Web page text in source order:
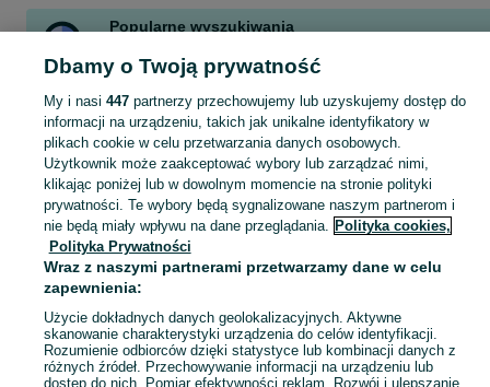
Popularne wyszukiwania
ośrodek jeździecki do dzierżawy konie
dzierżawa konia z przeniesieniem
współdzierżawa konia konie do dzierżawy
Szeroki wybór koni do dzierżawy lub współdzierżawy w Polsce ▶️ Konie sportowe i rekreacyjne w atrakcyjnych cenach ☝ Sprawdź aktualne ogłoszenia na OLX.pl! Zobacz
Mapa kategorii
Mapa miejscowości
Mapa ministron
Popularne wyszukiwania
Dbamy o Twoją prywatność
My i nasi 447partnerzy przechowujemy lub uzyskujemy dostęp do
informacji na urządzeniu, takich jak unikalne identyfikatory w
plikach cookie w celu przetwarzania danych osobowych.
Użytkownik może zaakceptować wybory lub zarządzać nimi,
klikając poniżej lub w dowolnym momencie na stronie polityki
prywatności. Te wybory będą sygnalizowane naszym partnerom i
nie będą miały wpływu na dane przeglądania. Polityka cookies,
Polityka Prywatności
Wraz z naszymi partnerami przetwarzamy dane w celu
zapewnienia:
Użycie dokładnych danych geolokalizacyjnych. Aktywne
skanowanie charakterystyki urządzenia do celów identyfikacji.
Rozumienie odbiorców dzięki statystyce lub kombinacji danych z
różnych źródeł. Przechowywanie informacji na urządzeniu lub
dostęp do nich. Pomiar efektywności reklam. Rozwój i ulepszanie